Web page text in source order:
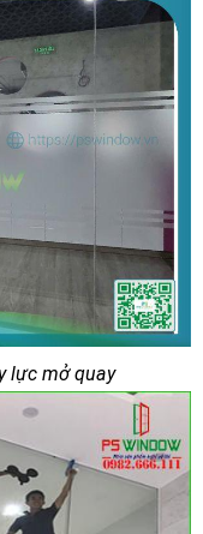
lực mở quay